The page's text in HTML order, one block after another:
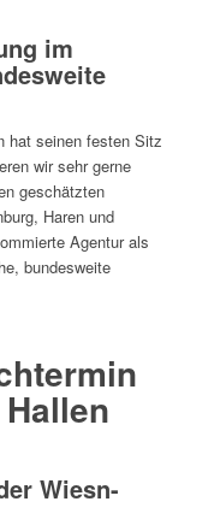
im
hat seinen festen Sitz
wir sehr gerne
geschätzten
Haren und
Agentur als
bundesweite
Wiesn-